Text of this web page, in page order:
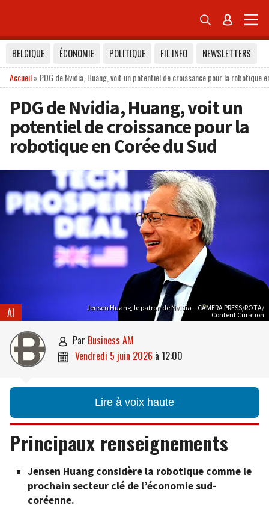
 
BELGIQUE ÉCONOMIE POLITIQUE FIL INFO
NEWSLETTERS
Accueil» PDG de Nvidia, Huang, voit un potentiel de croissance pour la robotique
PDG de Nvidia, Huang, voit un
potentiel de croissance pour la
robotique en Corée du Sud
Jensen Huang, le patron de Nvidia – CAMERA PRESS/ROTA/
Content Curation
AI
 par Business AM
 vendredi 5 juin 2026 à 12:00
Lire à voix haute
Principaux renseignements
Jensen Huang considère la robotique comme le
prochain secteur clé de l’économie sud-
coréenne.